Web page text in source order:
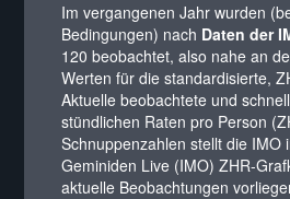
Im vergangenen Jahr wurden
Bedingungen) nach Daten der
120 beobachtet, also nahe an
Werten für die standardisierte,
Aktuelle beobachtete und
stündlichen Raten pro Person
Schnuppenzahlen stellt die IMO
Geminiden Live (IMO) ZHR-
aktuelle Beobachtungen